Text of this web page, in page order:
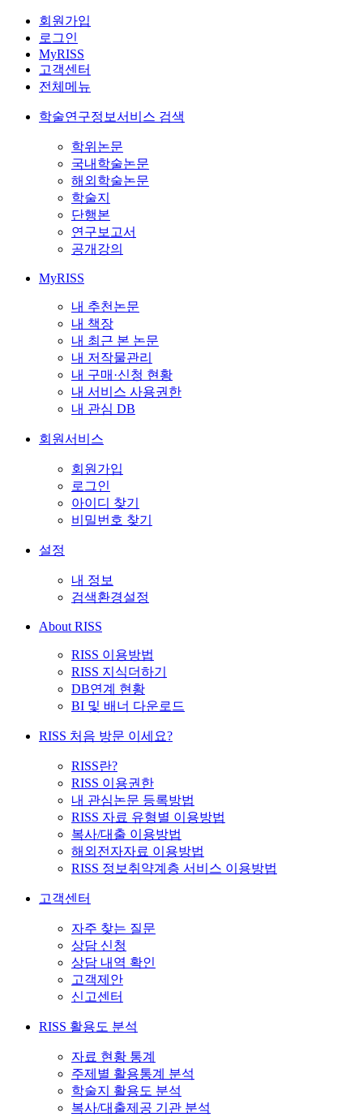
회원가입
로그인
MyRISS
고객센터
전체메뉴
학술연구정보서비스 검색
학위논문
국내학술논문
해외학술논문
학술지
단행본
연구보고서
공개강의
MyRISS
내 추천논문
내 책장
내 최근 본 논문
내 저작물관리
내 구매·신청 현황
내 서비스 사용권한
내 관심 DB
회원서비스
회원가입
로그인
아이디 찾기
비밀번호 찾기
설정
내 정보
검색환경설정
About RISS
RISS 이용방법
RISS 지식더하기
DB연계 현황
BI 및 배너 다운로드
RISS 처음 방문 이세요?
RISS란?
RISS 이용권한
내 관심논문 등록방법
RISS 자료 유형별 이용방법
복사/대출 이용방법
해외전자자료 이용방법
RISS 정보취약계층 서비스 이용방법
고객센터
자주 찾는 질문
상담 신청
상담 내역 확인
고객제안
신고센터
RISS 활용도 분석
자료 현황 통계
주제별 활용통계 분석
학술지 활용도 분석
복사/대출제공 기관 분석